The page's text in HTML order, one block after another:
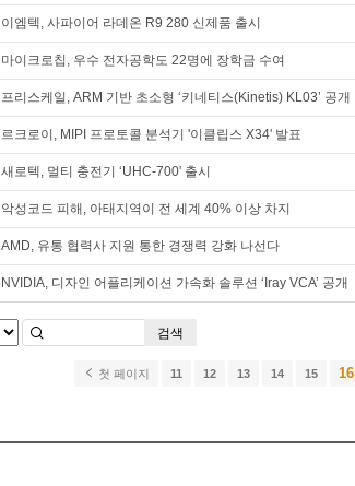
이엠텍, 사파이어 라데온 R9 280 신제품 출시
마이크로칩, 우수 전자공학도 22명에 장학금 수여
프리스케일, ARM 기반 초소형 ‘키네티스(Kinetis) KL03’ 공개
르크로이, MIPI 프로토콜 분석기 '이클립스 X34' 발표
새로텍, 멀티 충전기 ‘UHC-700' 출시
악성코드 피해, 아태지역이 전 세계 40% 이상 차지
AMD, 유통 협력사 지원 통한 경쟁력 강화 나선다
NVIDIA, 디자인 어플리케이션 가속화 솔루션 ‘Iray VCA’ 공개
검색
첫 페이지 11 12 13 14 15 16